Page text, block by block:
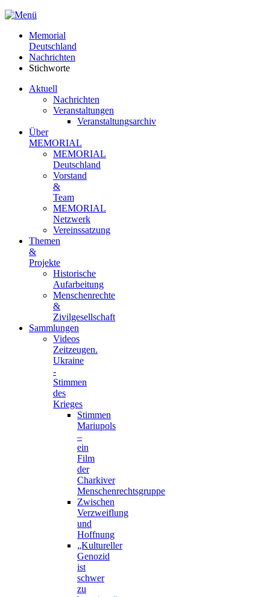
Memorial
Deutschland
Nachrichten
Stichworte
Aktuell
Nachrichten
Veranstaltungen
Veranstaltungsarchiv
Über
MEMORIAL
MEMORIAL
Deutschland
Vorstand
&
Team
MEMORIAL
Netzwerk
Vereinssatzung
Themen
&
Projekte
Historische
Aufarbeitung
Menschenrechte
&
Zivilgesellschaft
Sammlungen
Videos
Zeitzeugen.
Ukraine
-
Stimmen
des
Krieges
Stimmen
Mariupols
–
ein
Film
der
Charkiver
Menschenrechtsgruppe
Zwischen
Verzweiflung
und
Hoffnung
„Kultureller
Genozid
ist
schwer
zu